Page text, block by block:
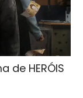
de HERÓIS